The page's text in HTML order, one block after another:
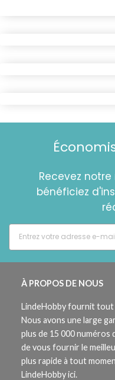
Recevez
bénéficiez
À PROPOS DE NOUS
LindeHobby fournit tout
Nous avons une large
plus de 15 000
de vous fournir le
plus rapide à tout
LindeHobby ici.